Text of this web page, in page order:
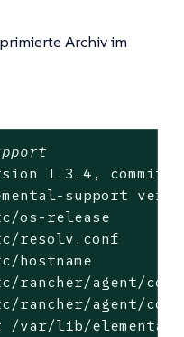
Archiv im
1.3.4, commit
support
os-release
resolv.conf
hostname
rancher/agent/
rancher/agent/
/var/lib/elemental/